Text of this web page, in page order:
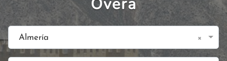
Overa
Almería ×